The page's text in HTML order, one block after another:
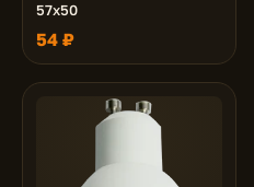
57x50
54 ₽